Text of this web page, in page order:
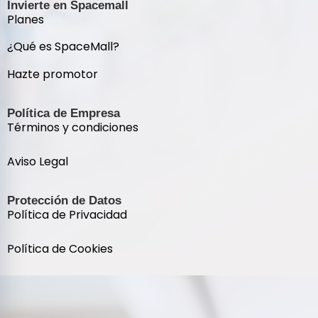
Invierte en Spacemall
Planes
¿Qué es SpaceMall?
Hazte promotor
Política de Empresa
Términos y condiciones
Aviso Legal
Protección de Datos
Política de Privacidad
Política de Cookies